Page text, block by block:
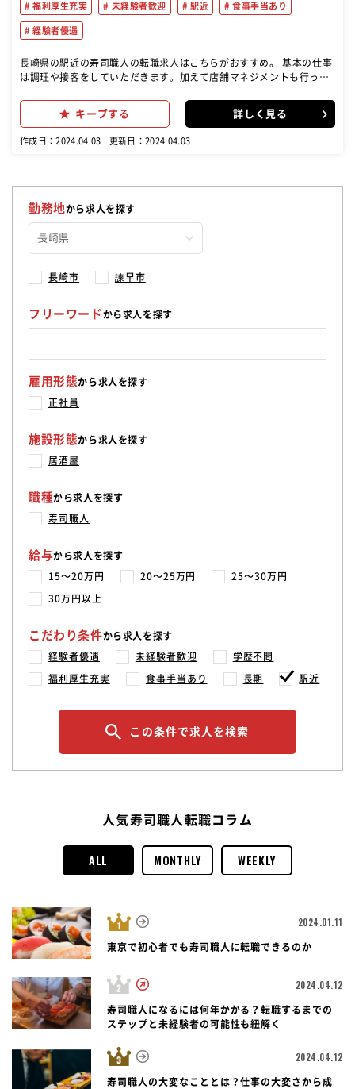
福利厚生充実 未経験者歓迎 駅近 食事手当あり
経験者優遇
長崎県の駅近の寿司職人の転職求人はこちらがおすすめ。 基本の仕事
は調理や接客をしていただきます。加えて店舗マネジメントも行って
理、アルバイトの面接・育成、メニュー開発などです。いち早く店長
を目指して頂くためには店舗マネジメントが重要です。 【接客がより
楽しくなる職場です】 店内には居酒屋らしい掘りごたつ席やテーブル
ていく中で、会話が弾んでいきます
キープする 詳しく見る
作成日：2024.04.03 更新日：2024.04.03
勤務地から求人を探す
長崎市 諫早市
フリーワードから求人を探す
雇用形態から求人を探す
正社員
施設形態から求人を探す
居酒屋
職種から求人を探す
寿司職人
給与から求人を探す
15〜20万円 20〜25万円 25〜30万円
30万円以上
こだわり条件から求人を探す
経験者優遇 未経験者歓迎 学歴不問
福利厚生充実 食事手当あり 長期 駅近
この条件で求人を検索
人気寿司職人転職コラム
ALL MONTHLY WEEKLY
2024.01.11
東京で初心者でも寿司職人に転職できるのか
2024.04.12
寿司職人になるには何年かかる？転職するまでの
ステップと未経験者の可能性も紐解く
2024.04.12
寿司職人の大変なこととは？仕事の大変さから成